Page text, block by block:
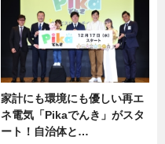
家計にも環境にも優しい再エ
ネ電気「Pikaでんき」がスタ
ート！自治体と…